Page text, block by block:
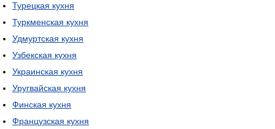
Турецкая кухня
Туркменская кухня
Удмуртская кухня
Узбекская кухня
Украинская кухня
Уругвайская кухня
Финская кухня
Французская кухня